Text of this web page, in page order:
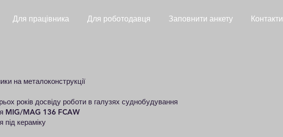
Для працівника Для роботодавця Заповнити анкету Контакти
на металоконструкції
років досвіду роботи в галузях суднобудування
MIG/MAG 136 FCAW
під кераміку